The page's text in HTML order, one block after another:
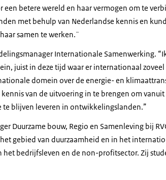
een betere wereld en haar vermogen om te
met behulp van Nederlandse kennis en
samen te werken.¨
Internationale Samenwerking.
juist in deze tijd waar er internationaal zoveel
domein over de energie- en
van de uitvoering in te brengen om vanuit
blijven leveren in ontwikkelingslanden.”
Duurzame bouw, Regio en Samenleving bij
gebied van duurzaamheid en in het
bedrijfsleven en de non-profitsector. Zij